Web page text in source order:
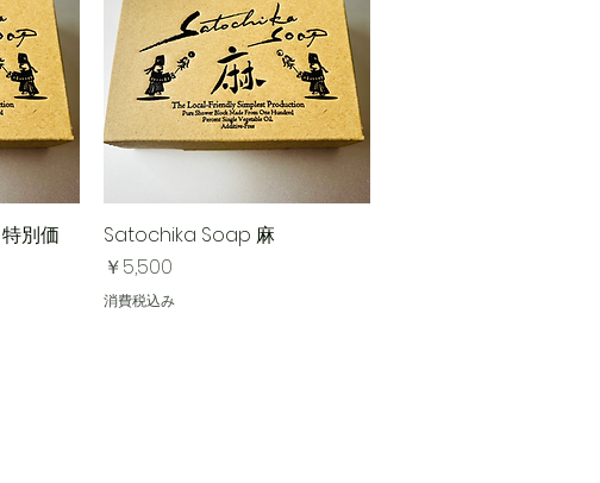
別価
クイックビュー
Satochika Soap 麻
価格
￥5,500
消費税込み